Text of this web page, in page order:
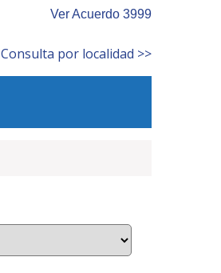
Ver Acuerdo 3999
Consulta por localidad >>